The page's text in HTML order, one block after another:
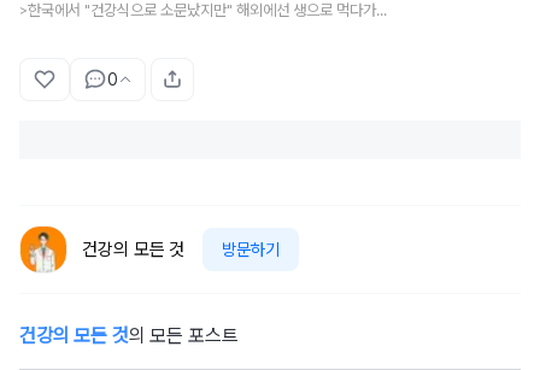
> 한국에서 "건강식으로 소문났지만" 해외에선 생으로 먹다가 독에 중독되는 음식
0
건강의 모든 것 방문하기
건강의 모든 것의 모든 포스트